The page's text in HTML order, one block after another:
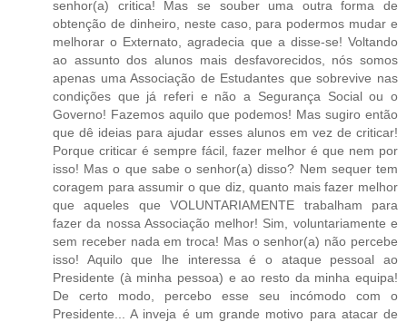
senhor(a) critica! Mas se souber uma outra forma de
obtenção de dinheiro, neste caso, para podermos mudar e
melhorar o Externato, agradecia que a disse-se! Voltando
ao assunto dos alunos mais desfavorecidos, nós somos
apenas uma Associação de Estudantes que sobrevive nas
condições que já referi e não a Segurança Social ou o
Governo! Fazemos aquilo que podemos! Mas sugiro então
que dê ideias para ajudar esses alunos em vez de criticar!
Porque criticar é sempre fácil, fazer melhor é que nem por
isso! Mas o que sabe o senhor(a) disso? Nem sequer tem
coragem para assumir o que diz, quanto mais fazer melhor
que aqueles que VOLUNTARIAMENTE trabalham para
fazer da nossa Associação melhor! Sim, voluntariamente e
sem receber nada em troca! Mas o senhor(a) não percebe
isso! Aquilo que lhe interessa é o ataque pessoal ao
Presidente (à minha pessoa) e ao resto da minha equipa!
De certo modo, percebo esse seu incómodo com o
Presidente... A inveja é um grande motivo para atacar de